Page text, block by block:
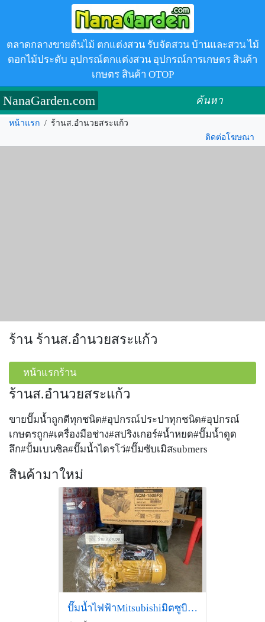
ตลาดกลางขายต้นไม้ ตกแต่งสวน รับจัดสวน บ้านและสวน ไม้
ดอกไม้ประดับ อุปกรณ์ตกแต่งสวน อุปกรณ์การเกษตร สินค้า
เกษตร สินค้า OTOP
NanaGarden.com ค้นหา
หน้าแรก / ร้านส.อำนวยสระแก้ว
ติดต่อโฆษณา
ร้าน ร้านส.อำนวยสระแก้ว
หน้าแรกร้าน
ร้านส.อำนวยสระแก้ว
ขายปั๊มน้ำถูกดีทุกชนิด#อุปกรณ์ประปาทุกชนิด#อุปกรณ์
เกษตรถูก#เครื่องมือช่าง#สปริงเกอร์#น้ำหยด#ปั๊มน้ำดูด
ลึก#ปั้มเบนซิล#ปั๊มน้ำไดรโว่#ปั๊มซับเมิสsubmers
สินค้ามาใหม่
ปั๊มน้ำไฟฟ้าMitsubishiมิตซูบิชิสระแก้ว#ปั๊มหอยโข่งมิตซู